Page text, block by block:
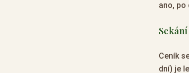
ano, po
Ceník
dní) je